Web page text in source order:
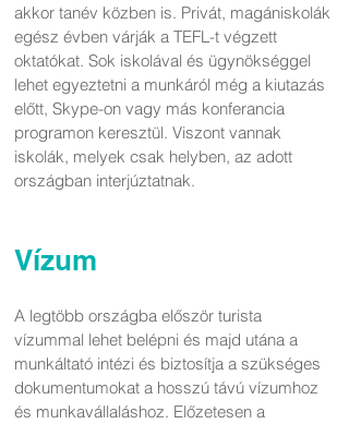
akkor tanév közben is. Privát, magániskolák
egész évben várják a TEFL-t végzett
oktatókat. Sok iskolával és ügynökséggel
lehet egyeztetni a munkáról még a kiutazás
előtt, Skype-on vagy más konferancia
programon keresztül. Viszont vannak
iskolák, melyek csak helyben, az adott
országban interjúztatnak.
Vízum
A legtöbb országba először turista
vízummal lehet belépni és majd utána a
munkáltató intézi és biztosítja a szükséges
dokumentumokat a hosszú távú vízumhoz
és munkavállaláshoz. Előzetesen a